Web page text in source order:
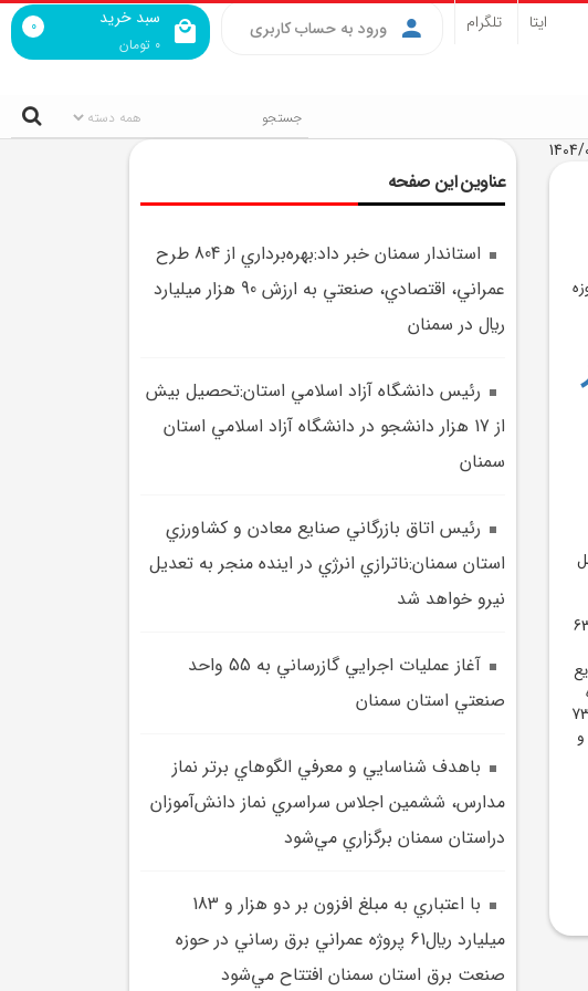
سبد خرید
0 تومان
0 ورود به حساب کاربری ایتا تلگرام
با اعتبار 730 ميليارد و 635
با اعتبار 513 ميليارد و 735
عناوین این صفحه
استاندار سمنان خبر داد:بهره‌برداري از 804 طرح
عمراني، اقتصادي، صنعتي به ارزش 90 هزار ميليارد
ريال در سمنان
رئيس دانشگاه آزاد اسلامي استان:تحصيل بيش
از 17 هزار دانشجو در دانشگاه آزاد اسلامي استان
سمنان
رئيس اتاق بازرگاني صنايع معادن و کشاورزي
استان سمنان:ناترازي انرژي در اينده منجر به تعديل
نيرو خواهد شد
آغاز عمليات اجرايي گازرساني به 55 واحد
صنعتي استان سمنان
باهدف شناسايي و معرفي الگوهاي برتر نماز
مدارس، ششمين اجلاس سراسري نماز دانش‌آموزان
دراستان سمنان برگزاري مي‌شود
با اعتباري به مبلغ افزون بر دو هزار و 183
ميليارد ريال61 پروژه عمراني برق رساني در حوزه
صنعت برق استان سمنان افتتاح مي‌شود